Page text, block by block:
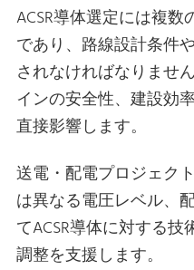
ACSR導体選定には複
であり、路線設計条件
されなければなりませ
インの安全性、建設効
直接影響します。
送電・配電プロジェク
は異なる電圧レベル、
てACSR導体に対する
調整を支援します。